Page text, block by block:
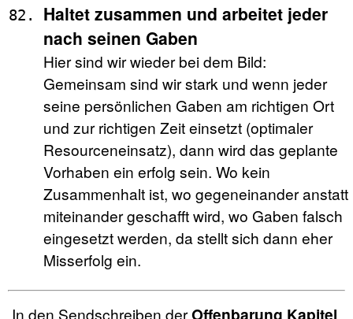
Haltet zusammen und arbeitet jeder
nach seinen Gaben
Hier sind wir wieder bei dem Bild:
Gemeinsam sind wir stark und wenn jeder
seine persönlichen Gaben am richtigen Ort
und zur richtigen Zeit einsetzt (optimaler
Resourceneinsatz), dann wird das geplante
Vorhaben ein erfolg sein. Wo kein
Zusammenhalt ist, wo gegeneinander anstatt
miteinander geschafft wird, wo Gaben falsch
eingesetzt werden, da stellt sich dann eher
Misserfolg ein.
In den Sendschreiben derOffenbarung Kapitel